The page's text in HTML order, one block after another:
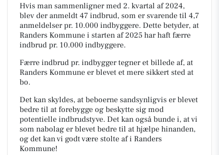
Hvis man sammenligner med 2. kvartal af 2024,
blev der anmeldt 47 indbrud, som er svarende til 4,7
anmeldelser pr. 10.000 indbyggere. Dette betyder, at
Randers Kommune i starten af 2025 har haft færre
indbrud pr. 10.000 indbyggere.
Færre indbrud pr. indbygger tegner et billede af, at
Randers Kommune er blevet et mere sikkert sted at
bo.
Det kan skyldes, at beboerne sandsynligvis er blevet
bedre til at forebygge og beskytte sig mod
potentielle indbrudstyve. Det kan også bunde i, at vi
som nabolag er blevet bedre til at hjælpe hinanden,
og det kan vi godt være stolte af i Randers
Kommune!